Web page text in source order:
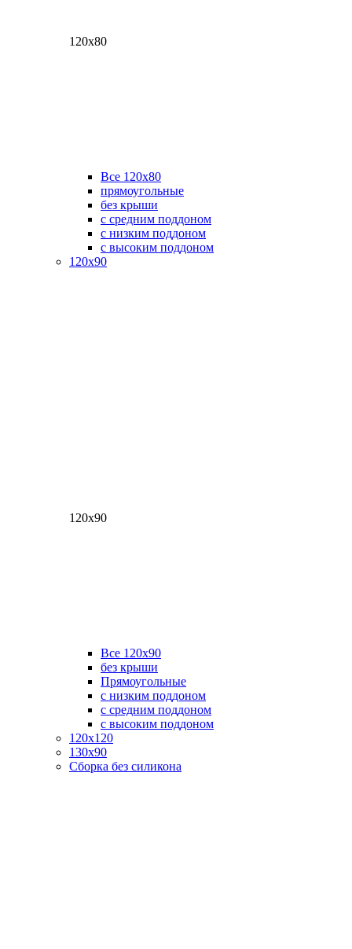
120х80
Все 120х80
прямоугольные
без крыши
с средним поддоном
с низким поддоном
с высоким поддоном
120х90
120х90
Все 120х90
без крыши
Прямоугольные
с низким поддоном
с средним поддоном
с высоким поддоном
120х120
130х90
Сборка без силикона